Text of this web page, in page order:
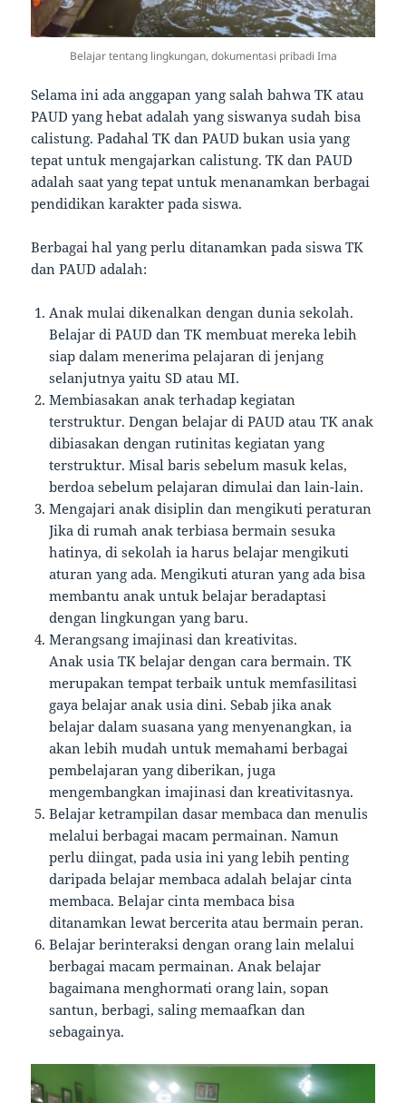
Belajar tentang lingkungan, dokumentasi pribadi Ima
Selama ini ada anggapan yang salah bahwa TK atau
PAUD yang hebat adalah yang siswanya sudah bisa
calistung. Padahal TK dan PAUD bukan usia yang
tepat untuk mengajarkan calistung. TK dan PAUD
adalah saat yang tepat untuk menanamkan berbagai
pendidikan karakter pada siswa.
Berbagai hal yang perlu ditanamkan pada siswa TK
dan PAUD adalah:
Anak mulai dikenalkan dengan dunia sekolah.
Belajar di PAUD dan TK membuat mereka lebih
siap dalam menerima pelajaran di jenjang
selanjutnya yaitu SD atau MI.
Membiasakan anak terhadap kegiatan
terstruktur. Dengan belajar di PAUD atau TK anak
dibiasakan dengan rutinitas kegiatan yang
terstruktur. Misal baris sebelum masuk kelas,
berdoa sebelum pelajaran dimulai dan lain-lain.
Mengajari anak disiplin dan mengikuti peraturan
Jika di rumah anak terbiasa bermain sesuka
hatinya, di sekolah ia harus belajar mengikuti
aturan yang ada. Mengikuti aturan yang ada bisa
membantu anak untuk belajar beradaptasi
dengan lingkungan yang baru.
Merangsang imajinasi dan kreativitas.
Anak usia TK belajar dengan cara bermain. TK
merupakan tempat terbaik untuk memfasilitasi
gaya belajar anak usia dini. Sebab jika anak
belajar dalam suasana yang menyenangkan, ia
akan lebih mudah untuk memahami berbagai
pembelajaran yang diberikan, juga
mengembangkan imajinasi dan kreativitasnya.
Belajar ketrampilan dasar membaca dan menulis
melalui berbagai macam permainan. Namun
perlu diingat, pada usia ini yang lebih penting
daripada belajar membaca adalah belajar cinta
membaca. Belajar cinta membaca bisa
ditanamkan lewat bercerita atau bermain peran.
Belajar berinteraksi dengan orang lain melalui
berbagai macam permainan. Anak belajar
bagaimana menghormati orang lain, sopan
santun, berbagi, saling memaafkan dan
sebagainya.